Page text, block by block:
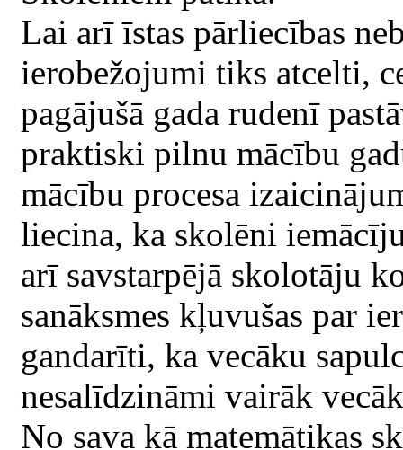
Lai arī īstas pārliecības
ierobežojumi tiks atcelti,
pagājušā gada rudenī
praktiski pilnu mācību
mācību procesa
liecina, ka skolēni
arī savstarpējā skolotāju
sanāksmes kļuvušas par
gandarīti, ka vecāku
nesalīdzināmi vairāk
No sava kā matemātikas